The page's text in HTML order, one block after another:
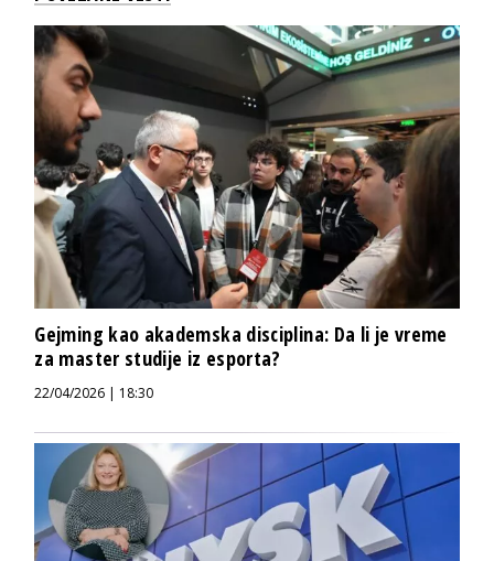
Gejming kao akademska disciplina: Da li je vreme
za master studije iz esporta?
22/04/2026 | 18:30